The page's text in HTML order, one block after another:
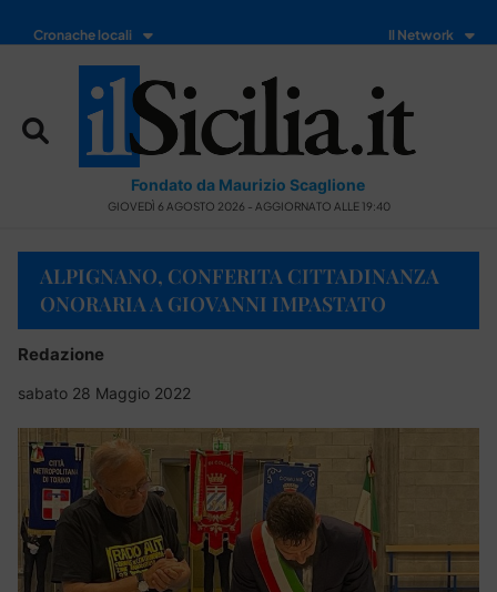
Cronache locali Il Network
Fondato da Maurizio Scaglione
GIOVEDÌ 6 AGOSTO 2026 - AGGIORNATO ALLE 19:40
ALPIGNANO, CONFERITA CITTADINANZA
ONORARIA A GIOVANNI IMPASTATO
Redazione
sabato 28 Maggio 2022